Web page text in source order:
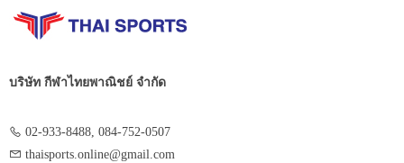
บริษัท กีฬาไทยพาณิชย์ จำกัด
02-933-8488, 084-752-0507
thaisports.online@gmail.com